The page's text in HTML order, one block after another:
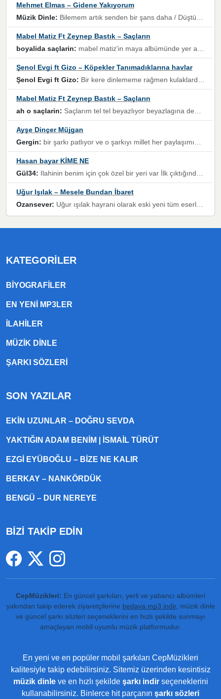
Mehmet Elmas – Gidene Yakıyorum
Müzik Dinle: Bilemem artık senden bir şans daha / Düştüğün zaman ben olmayacağım yanında” dizeleri, artık geçmişin tekrarına izin verilmeyeceğini, kişisel sınırların çizildiğini gösteriyor.
Mabel Matiz Ft Zeynep Bastık – Saçların
boyalida saçlarin: mabel matiz'in maya albümünde yer alan güzellerden. parça da şarkı hani! müzikal altyapısına vurulduğum, sözlerinde kaybolduğum bir parça olmuş.
Şenol Evgi ft Gizo – Köpekler Tanımadıklarına havlar
Şenol Evgi ft Gizo: Bir kere dinlememe rağmen kulaklardan gitmiyor sen sen sen sen kurban ol sen sen sen sen hayran ol yükses ses müzik dinleme sebebisiniz canlar bomba gibi patladınız maşallah
Mabel Matiz Ft Zeynep Bastık – Saçların
ah o saçlarin: Saçlarım tel tel beyazlıyor beyazlagına degil yanımda sen yoksun ona üzülüyorum günler bir bir geçiyor geçen günlere değil sensiz geçen günlere darılıyorum,Dinledikce asla kavusamayacagim ama asla unutamicagim sevdiğim adam için yanar içim
Ayşe Dinçer Müjgan
Gergin: bir şarkı patlıyor ve o şarkıyı millet her paylaşımın altına koyuyor ve öyle bir durum hal alıyor ki şarkıyı dinlemeden şarkıdan bikıyorsun Ama bu enteresan bir şekilde dillere dolanıyor millet olarak seviyoruz dertlerle boğuşurken bir yandan da göbek atmayi))) diyeceklerim bu kadar güzel hoş bir sayfa emeğinize sağlık arkadaşlar kolay gelsin
Hasan bayar KİME NE
Gül34: Ilahinin benim için çok özel bir yeri var İlk çıktığında komşum ne kadar yüksek sesle dinliyorsa orada duymuştum ve YouTube'dan aratıp Bu ilahiyi bulmuştum ve sonra müdavimi oldum günlük Ben de 3-5 kere dinleyip ezberleyip artık ilahiye bende eşlik ediyorum yüksek sesle Allah razı olsun hizmet nimettir Rabbim sizin zahmetlerinize de hayırlı nimetler versin Selam ve dua ile Allah'a emanet olun
Uğur Işılak – Mesele Bundan İbaret
Ozansever: Uğur ışılak hayrani olarak eski yeni tüm eserlerini keyifle huzurla dinleyenlerden birisiyim, emeğine saygı duyan gönül veren bunu en güzel şekilde sevenlerine ulaştıran siz değerli sayfa yöneticilerine de teşekkür ederim
KATEGORILER
BIYOGRAFILER
EN YENI MP3LER
ILAHILER
MÜZIK DINLE
ŞARKI SÖZLERI
SON YAZILAR
EKIN UZUNLAR – DOĞRU SEVDA
YAKTIĞIN ADAM BENIM | İSMAIL TÜRÜT
EZGI EYÜBOĞLU – BIZE NE KALIR
BERKAY – NANKÖRDÜK
BENGÜ – DUR NEREYE
BİZİ TAKİP EDİN
CepMüzikleri: En güncel şarkıları, yerli ve yabancı albümleri
yakından takip ederek ziyaretçilerine bedava mp3 indir, müzik dinle
ve güncel şarkı sözleri seçeneklerini en hızlı şekilde sunmayı
amaçlayan mobil uyumlu müzik platformudur.
En yeni ve en popüler mobil şarkıları CepMüzikleri
kalitesiyle takip edebilirsiniz. Sitemiz üzerinden kesintisiz
müzik dinleve en hızlı şekilde şarkı indirseçeneklerini
kullanabilirsiniz. Binlerce hit parçanın şarkı sözleri